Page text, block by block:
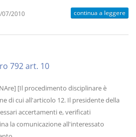
07/2010 continua a leggere
792 art. 10
[Il procedimento disciplinare è
di cui all'articolo 12. Il presidente della
accertamenti e, verificati
la comunicazione all'interessato